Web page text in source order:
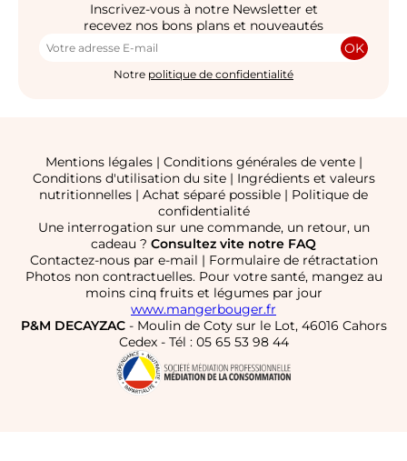
Inscrivez-vous à notre Newsletter et
recevez nos bons plans et nouveautés
OK
Notre politique de confidentialité
Mentions légales| Conditions générales de vente|
Conditions d'utilisation du site| Ingrédients et valeurs
nutritionnelles | Achat séparé possible | Politique de
confidentialité
Une interrogation sur une commande, un retour, un
cadeau ? Consultez vite notre FAQ
Contactez-nous par e-mail | Formulaire de rétractation
Photos non contractuelles. Pour votre santé, mangez au
moins cinq fruits et légumes par jour
www.mangerbouger.fr
P&M DECAYZAC- Moulin de Coty sur le Lot, 46016 Cahors
Cedex - Tél : 05 65 53 98 44